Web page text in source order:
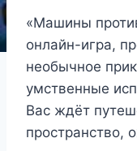
«Машины
онлайн-игра,
необычное
умственные
Вас ждёт
пространство,